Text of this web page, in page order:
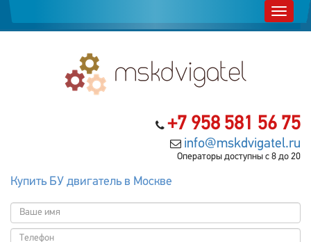
+7 958 581 56 75
info@mskdvigatel.ru
Операторы доступны с 8 до 20
Купить БУ двигатель в Москве